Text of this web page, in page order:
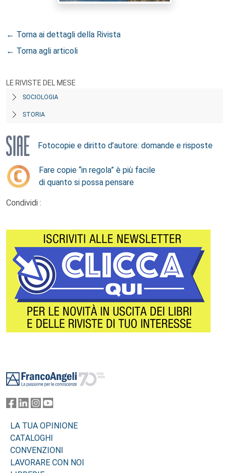
← Torna ai dettagli della Rivista
← Torna agli articoli
LE RIVISTE DEL MESE
SOCIOLOGIA
STORIA
Fotocopie e diritto d’autore: domande e risposte
Fare copie “in regola” è più facile
di quanto si possa pensare
Condividi :
LA TUA OPINIONE
CATALOGHI
CONVENZIONI
LAVORARE CON NOI